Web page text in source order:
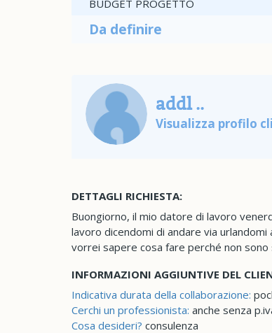
BUDGET PROGETTO
Da definire
addl ..
Visualizza profilo
DETTAGLI RICHIESTA:
Buongiorno, il mio datore di lavoro
lavoro dicendomi di andare via
vorrei sapere cosa fare perché non
INFORMAZIONI AGGIUNTIVE DEL
Indicativa durata della collaborazione:
Cerchi un professionista: anche senza
Cosa desideri? consulenza